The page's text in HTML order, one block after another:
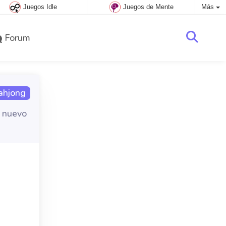
Juegos Idle Juegos de Mente Más
Forum